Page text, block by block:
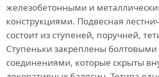
железобетонными и
конструкциями. Подвесная
состоит из ступеней, поручней,
Ступеньки закреплены болтовыми
соединениями, которые скрыты